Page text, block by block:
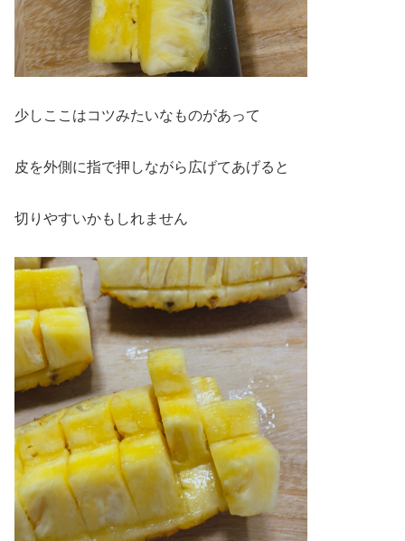
少しここはコツみたいなものがあって
皮を外側に指で押しながら広げてあげると
切りやすいかもしれません